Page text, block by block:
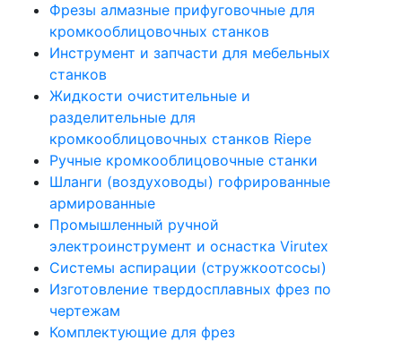
Фрезы алмазные прифуговочные для
кромкооблицовочных станков
Инструмент и запчасти для мебельных
станков
Жидкости очистительные и
разделительные для
кромкооблицовочных станков Riepe
Ручные кромкооблицовочные станки
Шланги (воздуховоды) гофрированные
армированные
Промышленный ручной
электроинструмент и оснастка Virutex
Системы аспирации (стружкоотсосы)
Изготовление твердосплавных фрез по
чертежам
Комплектующие для фрез